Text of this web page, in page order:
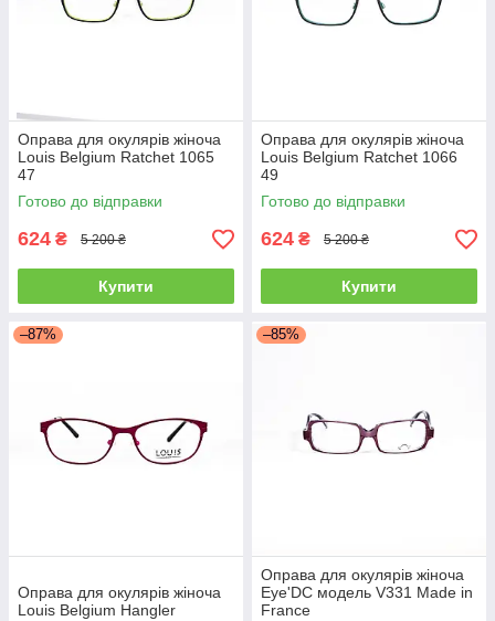
Оправа для окулярів жіноча
Louis Belgium Ratchet 1065
47
Готово до відправки
624 ₴ 5 200 ₴
Купити
Оправа для окулярів жіноча
Louis Belgium Ratchet 1066
49
Готово до відправки
624 ₴ 5 200 ₴
Купити
–87%
Оправа для окулярів жіноча
Louis Belgium Hangler
–85%
Оправа для окулярів жіноча
Eye'DC модель V331 Made in
France